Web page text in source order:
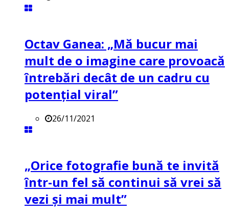
Octav Ganea: „Mă bucur mai
mult de o imagine care provoacă
întrebări decât de un cadru cu
potenţial viral”
26/11/2021
„Orice fotografie bună te invită
într-un fel să continui să vrei să
vezi și mai mult”